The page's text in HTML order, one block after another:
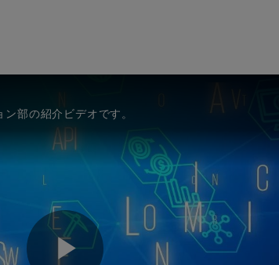
部の紹介ビデオです。